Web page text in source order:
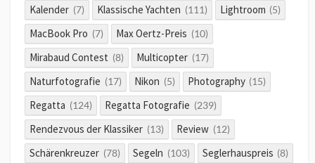
Kalender (7) Klassische Yachten (111) Lightroom (5)
MacBook Pro (7) Max Oertz-Preis (10)
Mirabaud Contest (8) Multicopter (17)
Naturfotografie (17) Nikon (5) Photography (15)
Regatta (124) Regatta Fotografie (239)
Rendezvous der Klassiker (13) Review (12)
Schärenkreuzer (78) Segeln (103) Seglerhauspreis (8)